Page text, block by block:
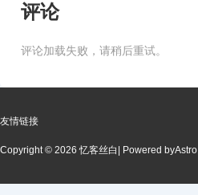
评论
评论加载失败，请稍后重试。
友情链接
Copyright © 2026 忆客丝白 | Powered byAstro